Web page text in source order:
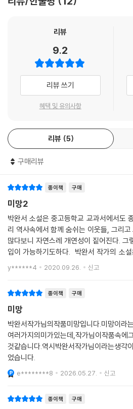
『미망』은 근대사를 꿰뚫는 역사적 안목을
로서 조선왕조에 대한 반발로 벼슬보다는
손색이 없다는 것이 특징이다. 1996년, 소
중 주연의 대하드라마가 MBC에서 방영되
한국문학 최고의 유산, 박완서
생애 마지막까지 직접 손보고, 다듬고, 매
2012년 1월 22일, 한국문학의 어머니 박완
가가 직접 손봐온 원고가 도서출판 세계사에
으로 묶여 공개됐다. 「박완서 소설전집 결
의 팔순에 맞춰 출간할 예정이던 기획으로
초 집필 시기 순(연재 시작 시기 기준)으로
획이었다. 한국 사회의 발자취와 변혁을 개
작품을 하나로 모은다는 것은, 한 작가의 작
사회의 흐름과 변화의 맥락을 문학 안에서
다. 그러나 2011년 1월 22일, 원고를 다듬
계한 뒤, 그간 함께해온 기획위원들과 작가
받아 원고를 다듬고, 일주기를 기해 출간하
시절부터 청년 시절까지를 그린 자전 소설인
을까』 『그 산이 정말 거기 있었을까』를 비
남자네 집』 등이 포함되어 있으며, 작가의
뚝』도 본 목록에 들어 있다.
독자를 위해 새로이 구성된 「박완서 소설전집
데 있다. 이에, 국내 최고 북디자이너로 손꼽
리뷰
9.2
리뷰 쓰기
혜택 및 유의사항
리뷰 5
구매리뷰
종이책 구매
미망2
박완서 소설은 중고등학교 교과서에서도
리 역사속에서 함께 숨쉬는 이웃들, 그리
많다보니 자연스레 개연성이 짙어진다.
입이 가능하기도하다. 박완서 작가의 소
기장을 훔쳐보는 듯한 느낌으로 글을 읽
인물의 이미지는 대
y******4 2020.09.26. 신고
종이책 구매
미망
박완서작가님의작품미망입니다.미망이라
여러가지의미가있는데,작가님이작품속에
것같습니다.역시박완서작가님이라는생각
었습니다.
e********8 2026.05.27. 신고
종이책 구매